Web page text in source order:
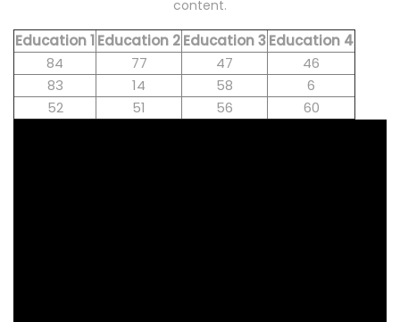
content.
Education 1Education 2Education 3Education 4
84
77 47
46
83
14 58
6
52
51 56 60